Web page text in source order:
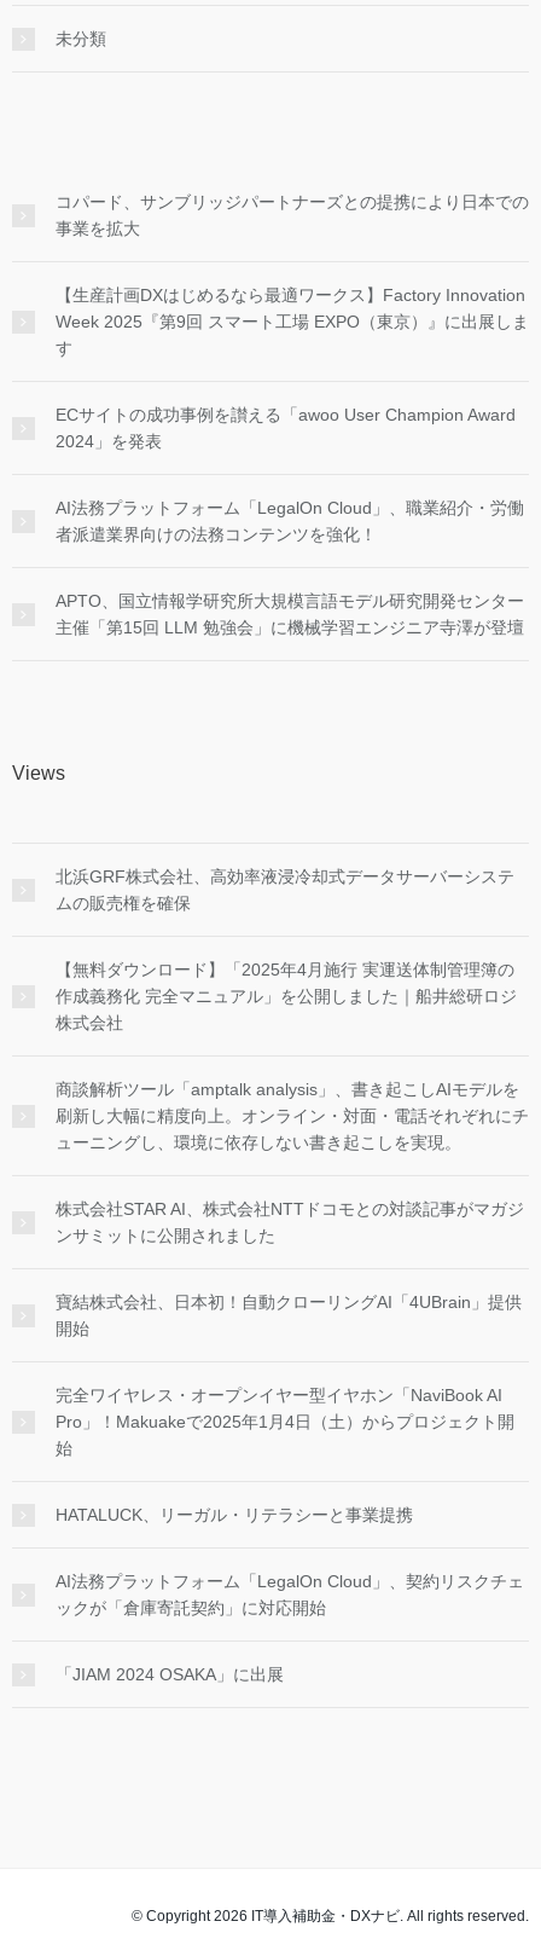
未分類
コパード、サンブリッジパートナーズとの提携により日本での
事業を拡大
【生産計画DXはじめるなら最適ワークス】Factory Innovation
Week 2025『第9回 スマート工場 EXPO（東京）』に出展しま
す
ECサイトの成功事例を讃える「awoo User Champion Award
2024」を発表
AI法務プラットフォーム「LegalOn Cloud」、職業紹介・労働
者派遣業界向けの法務コンテンツを強化！
APTO、国立情報学研究所大規模言語モデル研究開発センター
主催「第15回 LLM 勉強会」に機械学習エンジニア寺澤が登壇
Views
北浜GRF株式会社、高効率液浸冷却式データサーバーシステ
ムの販売権を確保
【無料ダウンロード】「2025年4月施行 実運送体制管理簿の
作成義務化 完全マニュアル」を公開しました｜船井総研ロジ
株式会社
商談解析ツール「amptalk analysis」、書き起こしAIモデルを
刷新し大幅に精度向上。オンライン・対面・電話それぞれにチ
ューニングし、環境に依存しない書き起こしを実現。
株式会社STAR AI、株式会社NTTドコモとの対談記事がマガジ
ンサミットに公開されました
寶結株式会社、日本初！自動クローリングAI「4UBrain」提供
開始
完全ワイヤレス・オープンイヤー型イヤホン「NaviBook AI
Pro」！Makuakeで2025年1月4日（土）からプロジェクト開
始
HATALUCK、リーガル・リテラシーと事業提携
AI法務プラットフォーム「LegalOn Cloud」、契約リスクチェ
ックが「倉庫寄託契約」に対応開始
「JIAM 2024 OSAKA」に出展
© Copyright 2026 IT導入補助金・DXナビ. All rights reserved.